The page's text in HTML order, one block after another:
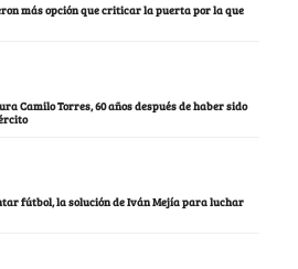
más opción que criticar la puerta por la que
Camilo Torres, 60 años después de haber sido
fútbol, la solución de Iván Mejía para luchar